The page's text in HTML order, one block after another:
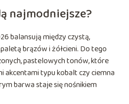
najmodniejsze?
balansują między czystą,
brązów i żółcieni. Do tego
pastelowych tonów, które
akcentami typu kobalt czy ciemna
barwa staje się nośnikiem